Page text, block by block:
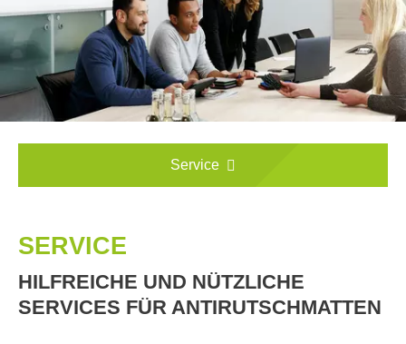
Service
SERVICE
HILFREICHE UND NÜTZLICHE
SERVICES FÜR ANTIRUTSCHMATTEN